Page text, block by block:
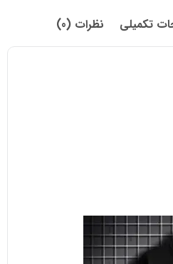
تکمیلی نظرات (0)